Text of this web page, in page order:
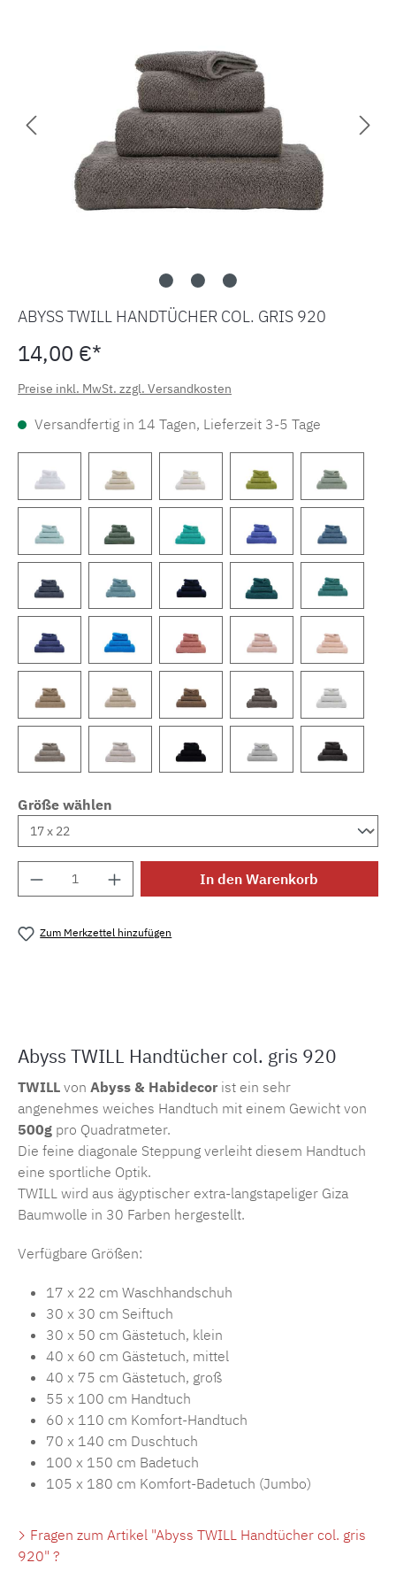
ABYSS TWILL HANDTÜCHER COL. GRIS 920
14,00 €*
Preise inkl. MwSt. zzgl. Versandkosten
Versandfertig in 14 Tagen, Lieferzeit 3-5 Tage
Größe wählen
Produkt Anzahl: Gib den gewünschten
In den Warenkorb
Zum Merkzettel hinzufügen
Abyss TWILL Handtücher col. gris 920
TWILL von Abyss & Habidecor ist ein sehr
angenehmes weiches Handtuch mit einem Gewicht von
500g pro Quadratmeter.
Die feine diagonale Steppung verleiht diesem Handtuch
eine sportliche Optik.
TWILL wird aus ägyptischer extra-langstapeliger Giza
Baumwolle in 30 Farben hergestellt.
Verfügbare Größen:
17 x 22 cm Waschhandschuh
30 x 30 cm Seiftuch
30 x 50 cm Gästetuch, klein
40 x 60 cm Gästetuch, mittel
40 x 75 cm Gästetuch, groß
55 x 100 cm Handtuch
60 x 110 cm Komfort-Handtuch
70 x 140 cm Duschtuch
100 x 150 cm Badetuch
105 x 180 cm Komfort-Badetuch (Jumbo)
Fragen zum Artikel "Abyss TWILL Handtücher col. gris
920" ?